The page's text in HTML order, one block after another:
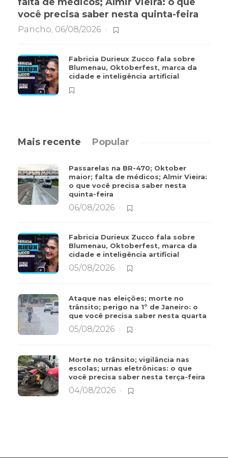
você precisa saber nesta quinta-feira
Pancho, 06/08/2026
Fabricia Durieux Zucco fala sobre
Blumenau, Oktoberfest, marca da
cidade e inteligência artificial
Mais recente Popular
Passarelas na BR-470; Oktober
maior; falta de médicos; Almir Vieira:
o que você precisa saber nesta
quinta-feira
06/08/2026
Fabricia Durieux Zucco fala sobre
Blumenau, Oktoberfest, marca da
cidade e inteligência artificial
05/08/2026
Ataque nas eleições; morte no
trânsito; perigo na 1º de Janeiro: o
que você precisa saber nesta quarta
05/08/2026
Morte no trânsito; vigilância nas
escolas; urnas eletrônicas: o que
você precisa saber nesta terça-feira
04/08/2026